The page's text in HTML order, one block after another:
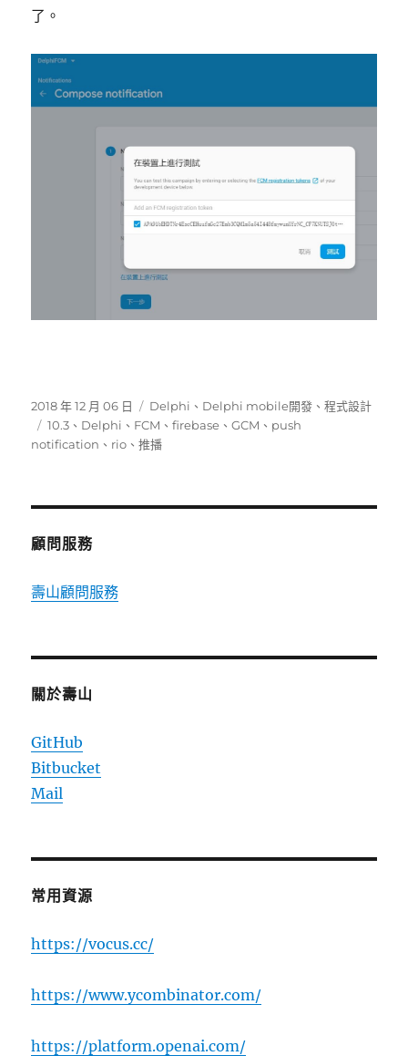
了。
發
佈
日
2018 年 12 月 06 日
分
類
Delphi 、 Delphi mobile開發 、程式設計
標
籤
10.3 、 Delphi 、 FCM 、firebase 、GCM 、 push
notification 、 rio 、推播
顧問服務
壽山顧問服務
關於壽山
GitHub
Bitbucket
Mail
常用資源
https://vocus.cc/
https://www.ycombinator.com/
https://platform.openai.com/